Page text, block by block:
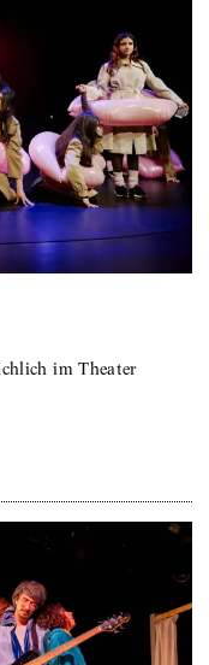
im Theater